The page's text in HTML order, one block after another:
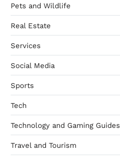
Pets and Wildlife
Real Estate
Services
Social Media
Sports
Tech
Technology and Gaming Guides
Travel and Tourism